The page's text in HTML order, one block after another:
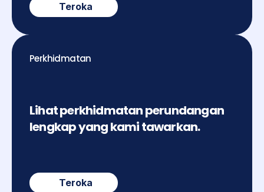
Teroka
Perkhidmatan
Lihat perkhidmatan perundangan
lengkap yang kami tawarkan.
Teroka